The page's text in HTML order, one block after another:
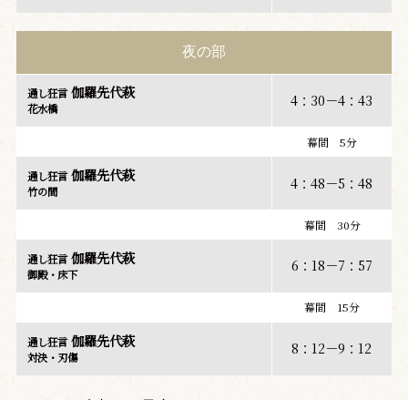
夜の部
通し狂言伽羅先代萩
花水橋 4：30－4：43
幕間 5分
通し狂言伽羅先代萩
竹の間 4：48－5：48
幕間 30分
通し狂言伽羅先代萩
御殿・床下 6：18－7：57
幕間 15分
通し狂言伽羅先代萩
対決・刃傷 8：12－9：12